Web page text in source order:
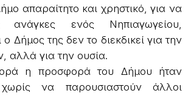
απαραίτητο και χρηστικό, για να
ανάγκες ενός Νηπιαγωγείου,
ο Δήμος της δεν το διεκδικεί για την
αλλά για την ουσία.
η προσφορά του Δήμου ήταν
να παρουσιαστούν άλλοι